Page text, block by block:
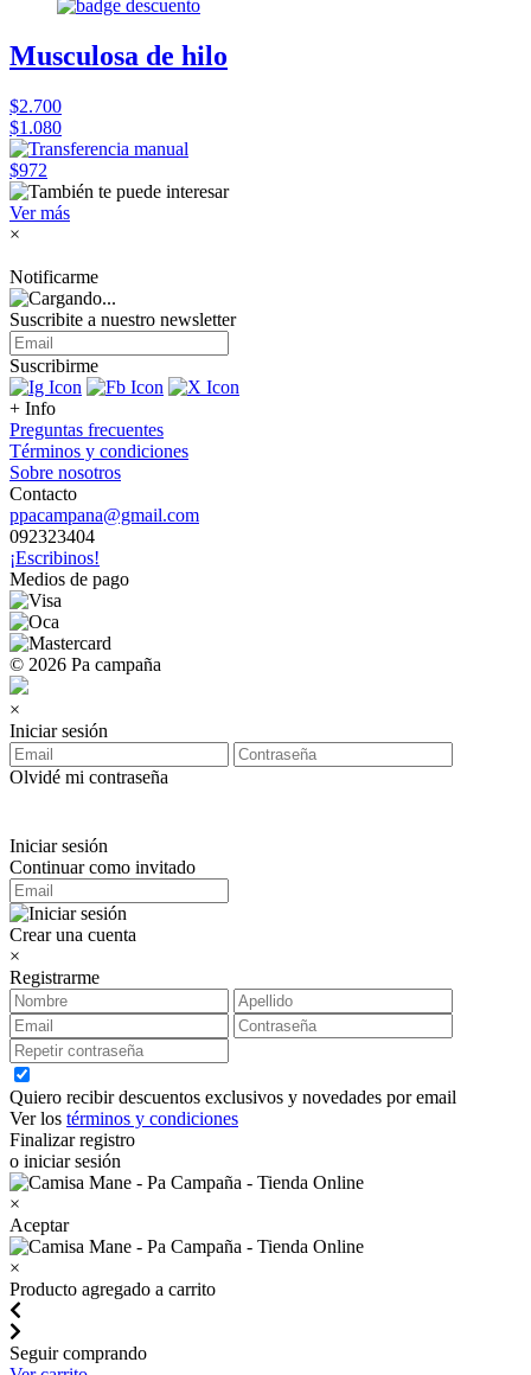
Musculosa de hilo
$2.700
$1.080
$972
Ver más
×
Notificarme
Suscribite a nuestro newsletter
Suscribirme
+ Info
Preguntas frecuentes
Términos y condiciones
Sobre nosotros
Contacto
ppacampana@gmail.com
092323404
¡Escribinos!
Medios de pago
© 2026 Pa campaña
×
Iniciar sesión
Olvidé mi contraseña
Iniciar sesión
Continuar como invitado
Crear una cuenta
×
Registrarme
Quiero recibir descuentos exclusivos y novedades por email
Ver los términos y condiciones
Finalizar registro
o iniciar sesión
×
Aceptar
×
Producto agregado a carrito
Seguir comprando